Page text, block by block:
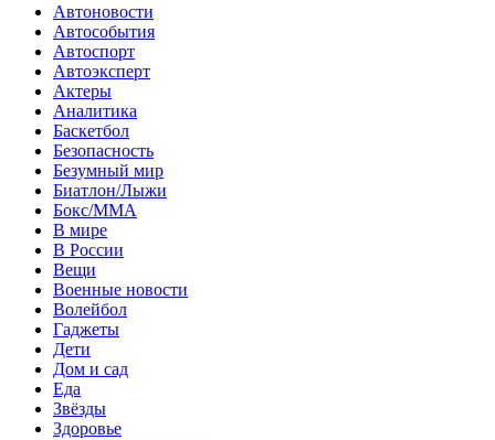
Автоновости
Автособытия
Автоспорт
Автоэксперт
Актеры
Аналитика
Баскетбол
Безопасность
Безумный мир
Биатлон/Лыжи
Бокс/MMA
В мире
В России
Вещи
Военные новости
Волейбол
Гаджеты
Дети
Дом и сад
Еда
Звёзды
Здоровье